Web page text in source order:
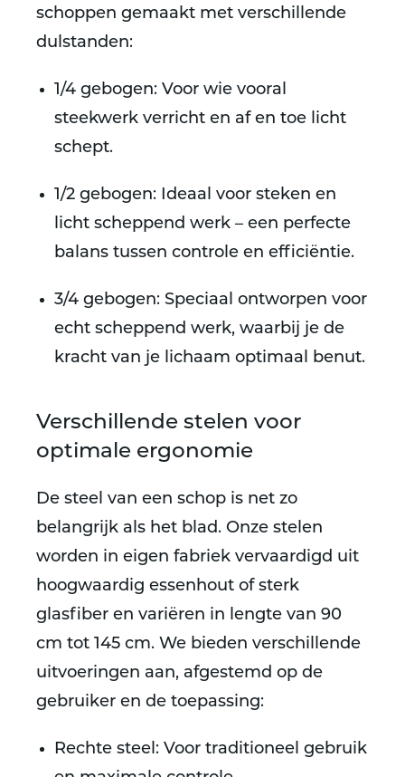
schoppen gemaakt met verschillende
dulstanden:
1/4 gebogen: Voor wie vooral
steekwerk verricht en af en toe licht
schept.
1/2 gebogen: Ideaal voor steken en
licht scheppend werk – een perfecte
balans tussen controle en efficiëntie.
3/4 gebogen: Speciaal ontworpen voor
echt scheppend werk, waarbij je de
kracht van je lichaam optimaal benut.
Verschillende stelen voor
optimale ergonomie
De steel van een schop is net zo
belangrijk als het blad. Onze stelen
worden in eigen fabriek vervaardigd uit
hoogwaardig essenhout of sterk
glasfiber en variëren in lengte van 90
cm tot 145 cm. We bieden verschillende
uitvoeringen aan, afgestemd op de
gebruiker en de toepassing:
Rechte steel: Voor traditioneel gebruik